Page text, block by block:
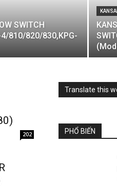
SWITCH
810/820/830,KPG-
KANSAI
202
Translate this
PHỔ BIẾN